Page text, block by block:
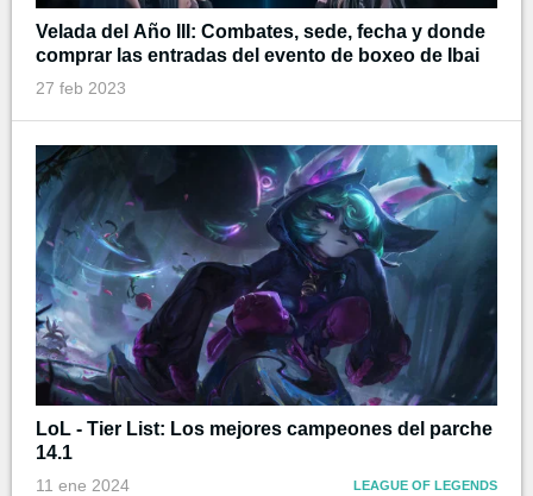
Velada del Año III: Combates, sede, fecha y donde
comprar las entradas del evento de boxeo de Ibai
27 feb 2023
LoL - Tier List: Los mejores campeones del parche
14.1
11 ene 2024 LEAGUE OF LEGENDS